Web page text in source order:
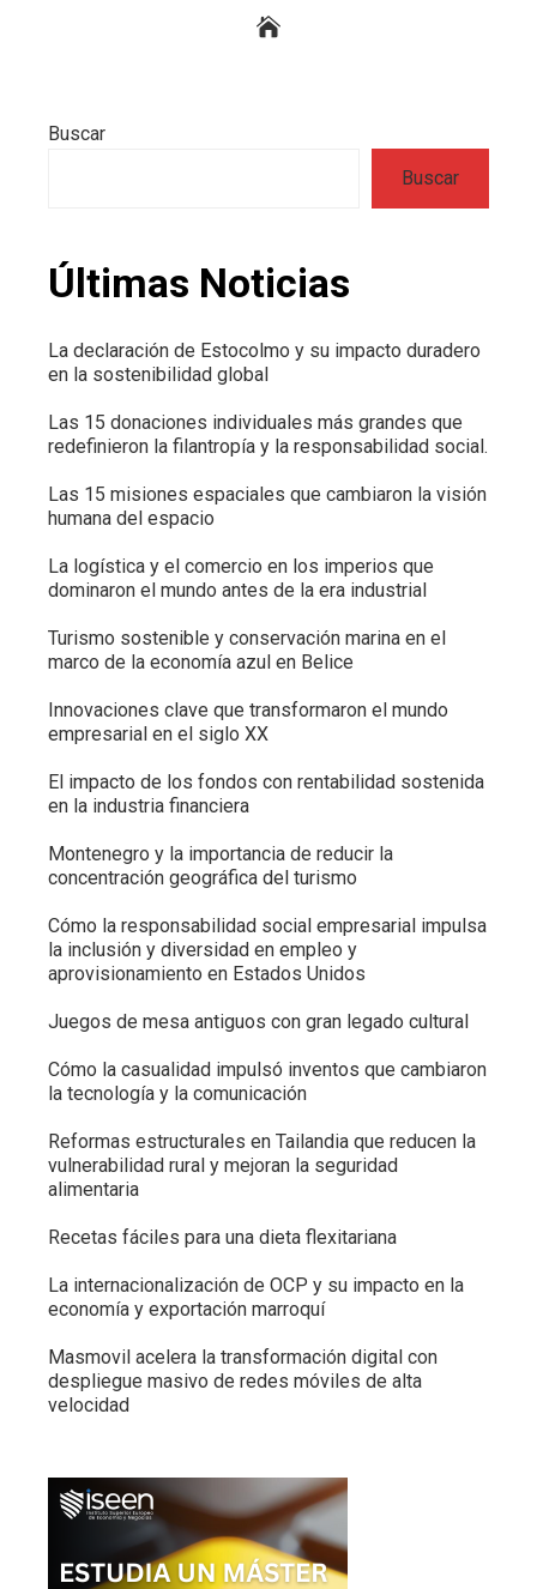
Buscar
Buscar
Últimas Noticias
La declaración de Estocolmo y su impacto duradero
en la sostenibilidad global
Las 15 donaciones individuales más grandes que
redefinieron la filantropía y la responsabilidad social.
Las 15 misiones espaciales que cambiaron la visión
humana del espacio
La logística y el comercio en los imperios que
dominaron el mundo antes de la era industrial
Turismo sostenible y conservación marina en el
marco de la economía azul en Belice
Innovaciones clave que transformaron el mundo
empresarial en el siglo XX
El impacto de los fondos con rentabilidad sostenida
en la industria financiera
Montenegro y la importancia de reducir la
concentración geográfica del turismo
Cómo la responsabilidad social empresarial impulsa
la inclusión y diversidad en empleo y
aprovisionamiento en Estados Unidos
Juegos de mesa antiguos con gran legado cultural
Cómo la casualidad impulsó inventos que cambiaron
la tecnología y la comunicación
Reformas estructurales en Tailandia que reducen la
vulnerabilidad rural y mejoran la seguridad
alimentaria
Recetas fáciles para una dieta flexitariana
La internacionalización de OCP y su impacto en la
economía y exportación marroquí
Masmovil acelera la transformación digital con
despliegue masivo de redes móviles de alta
velocidad